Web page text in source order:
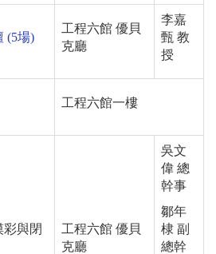
(5場)
工程六館 優貝
克廳
李嘉
甄 教
授
工程六館一樓
彩與閉
工程六館 優貝
克廳
吳文
偉 總
幹事
鄒年
棣 副
總幹